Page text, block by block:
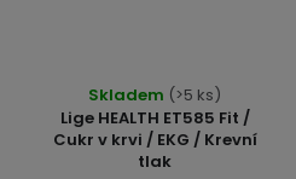
Lige HEALTH ET585 Fit /
Cukr v krvi / EKG / Krevní
tlak
hodnocení
produktu
je
Skladem (>5 ks)